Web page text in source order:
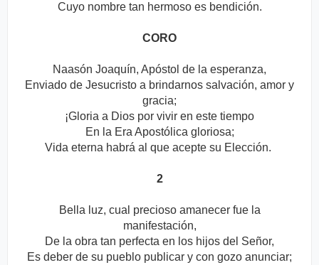
Cuyo nombre tan hermoso es bendición.
CORO
Naasón Joaquín, Apóstol de la esperanza,
Enviado de Jesucristo a brindarnos salvación, amor y
gracia;
¡Gloria a Dios por vivir en este tiempo
En la Era Apostólica gloriosa;
Vida eterna habrá al que acepte su Elección.
2
Bella luz, cual precioso amanecer fue la
manifestación,
De la obra tan perfecta en los hijos del Señor,
Es deber de su pueblo publicar y con gozo anunciar;